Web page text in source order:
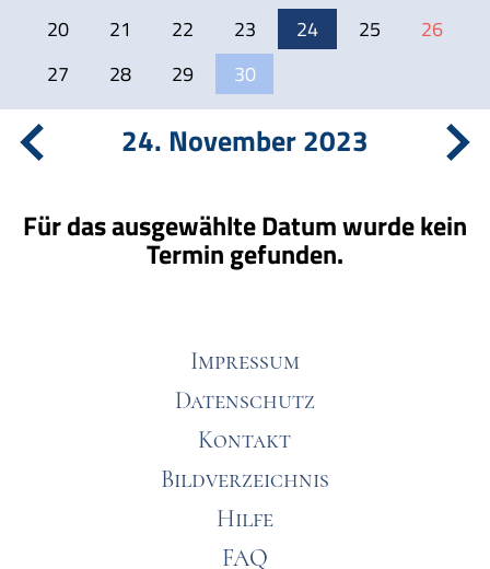
Schulmaterialien
20
21 22 23 24 25
26
27
28 29 30
24. November 2023
Für das ausgewählte Datum wurde kein
Termin gefunden.
Impressum
Datenschutz
Kontakt
Bildverzeichnis
Hilfe
FAQ